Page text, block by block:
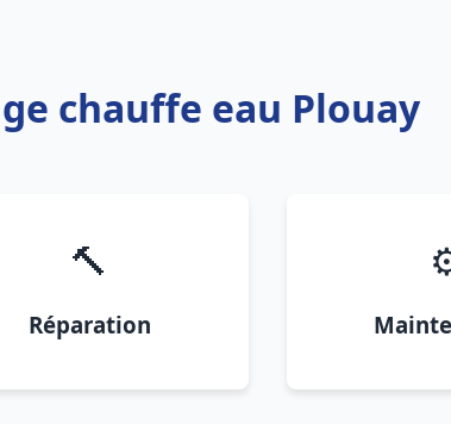
chauffe eau Plouay
🔨
Réparation